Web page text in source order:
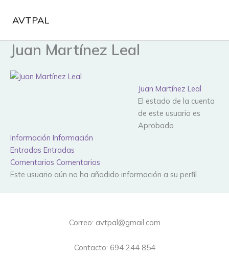
AVTPAL
Juan Martínez Leal
Juan Martínez Leal
El estado de la cuenta
de este usuario es
Aprobado
Información Información
Entradas Entradas
Comentarios Comentarios
Este usuario aún no ha añadido información a su perfil.
Correo: avtpal@gmail.com
Contacto: 694 244 854